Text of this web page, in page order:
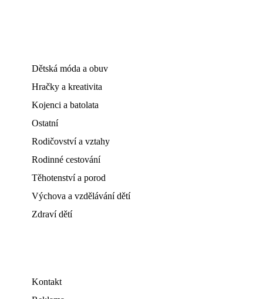
Dětská móda a obuv
Hračky a kreativita
Kojenci a batolata
Ostatní
Rodičovství a vztahy
Rodinné cestování
Těhotenství a porod
Výchova a vzdělávání dětí
Zdraví dětí
Kontakt